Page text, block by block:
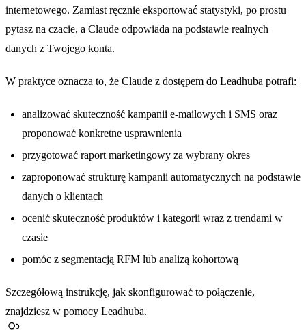
internetowego. Zamiast ręcznie eksportować statystyki, po prostu
pytasz na czacie, a Claude odpowiada na podstawie realnych
danych z Twojego konta.
W praktyce oznacza to, że Claude z dostępem do Leadhuba potrafi:
analizować skuteczność kampanii e-mailowych i SMS oraz
proponować konkretne usprawnienia
przygotować raport marketingowy za wybrany okres
zaproponować strukturę kampanii automatycznych na podstawie
danych o klientach
ocenić skuteczność produktów i kategorii wraz z trendami w
czasie
pomóc z segmentacją RFM lub analizą kohortową
Szczegółową instrukcję, jak skonfigurować to połączenie,
znajdziesz w pomocy Leadhuba.